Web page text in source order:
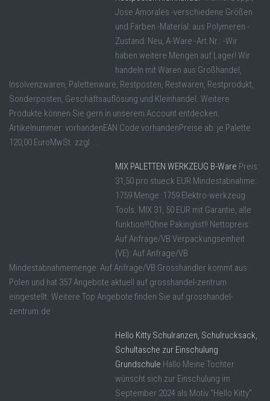
Jose Amorales -verschiedene Größen
und Farben -Material: aus Polymeren -
Zustand: Neu, A-Ware -Art.Nr.: -Wir
haben weitere Mengen auf Lager! Wir
handeln mit Waren aus Großhandel,
Insolvenzwaren, Palettenware, Restposten, Restwaren, Restprodukt,
Sonderposten, Geschäftsauflösung und Kleinhandel. Weitere
Produkte können Sie gern in unserem Account entdecken.
Artikelnummer: vorhandenEAN Code vorhandenPreise ab: je Palette
120,00 EuroMwSt. zzgl ...
MIX PALETTEN WERKZEUG B-Ware Preis:
31,50 pro stueck EUR Mindestabnahme:
1759 Menge: 1759 Elektro-werkzeug
Tools. MIX 31, 50 EUR mit Garantie, alle
funktion!!!Ohne Pakinglist!! Nettopreis:
Auf Anfrage/VB Verpackungseinheit
(VE): Auf Anfrage/VB
Mindestabnahmemenge: Auf Anfrage/VB Grosshändler kommt aus
Polen und hat 357 Angebote aktuell auf grosshandel-zentrum
eingestellt. Weitere Top Angebote finden Sie auf grosshandel-
zentrum.de
Hello Kitty Schulranzen, Schulrucksack,
Schultasche zur Einschulung
Grundschule Hallo Meine Tochter
wünscht sich zur Einschulung im
September 2024 als Motiv "Hello Kitty"